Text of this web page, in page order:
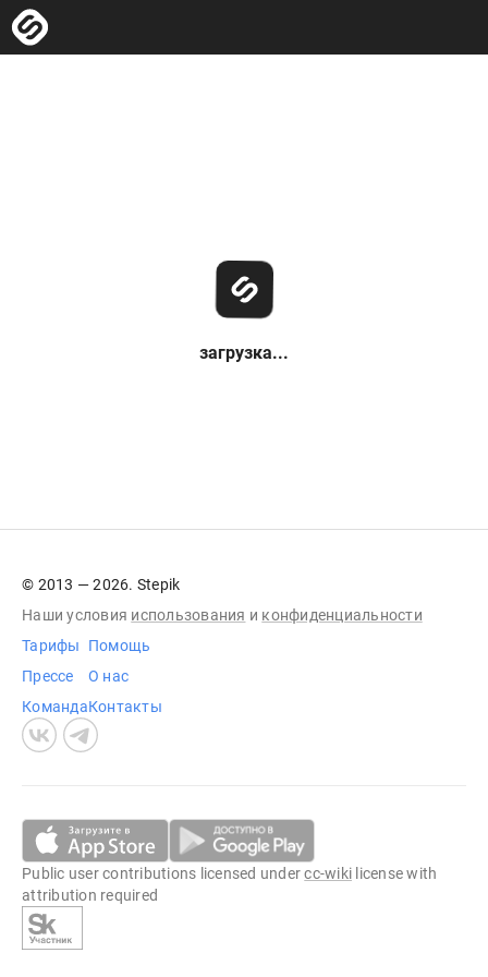
загрузка...
© 2013 — 2026. Stepik
Наши условия использования и конфиденциальности
Тарифы
Прессе
Команда
Помощь
О нас
Контакты
Public user contributions licensed undercc-wiki license with
attribution required